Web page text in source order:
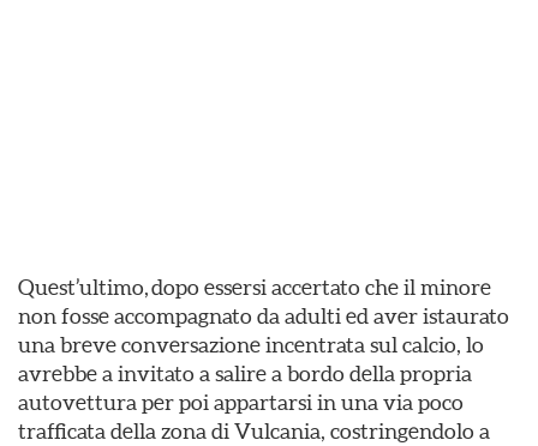
Quest’ultimo, dopo essersi accertato che il minore
non fosse accompagnato da adulti ed aver istaurato
una breve conversazione incentrata sul calcio, lo
avrebbe a invitato a salire a bordo della propria
autovettura per poi appartarsi in una via poco
trafficata della zona di Vulcania, costringendolo a